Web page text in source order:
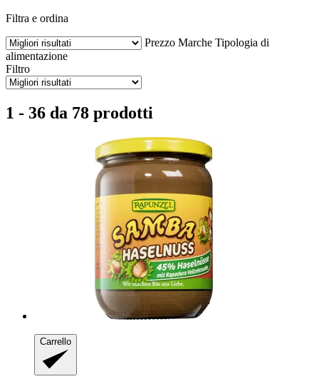
Filtra e ordina
Prezzo Marche Tipologia di
alimentazione
Filtro
1 - 36 da 78 prodotti
Carrello